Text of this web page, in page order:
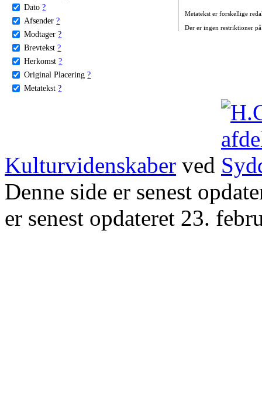
Dato ?
Afsender ?
Modtager ?
Brevtekst ?
Herkomst ?
Original Placering ?
Metatekst ?
Metatekst er forskellige
Der er ingen restriktioner
Kulturvidenskaber ved
Denne side er senest
er senest opdateret 23.